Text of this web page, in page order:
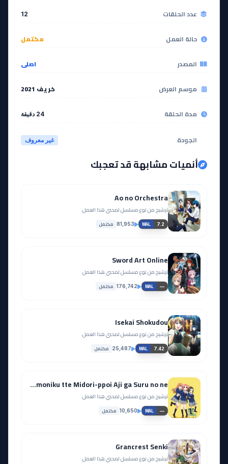
عدد الحلقات 12
حالة العمل مكتمل
المصدر اصلي
موسم العرض خريف 2021
مدة الحلقة 24 دقيقة
الجودة غير معروف
أنميات مشابهة قد تعجبك
Ao no Orchestra
ترشيح من نوع مسلسل لمحبي هذا العمل.
MAL 7.2
81,953 مكتمل
Sword Art Online
ترشيح من نوع مسلسل لمحبي هذا العمل.
MAL —
176,742 مكتمل
Isekai Shokudou
ترشيح من نوع مسلسل لمحبي هذا العمل.
MAL 7.42
25,487 مكتمل
Mikakunin de Shinkoukei: Kamoniku tte Midori-ppoi Aji ga Suru no ne.
ترشيح من نوع مسلسل لمحبي هذا العمل.
MAL —
10,650 مكتمل
Grancrest Senki
ترشيح من نوع مسلسل لمحبي هذا العمل.